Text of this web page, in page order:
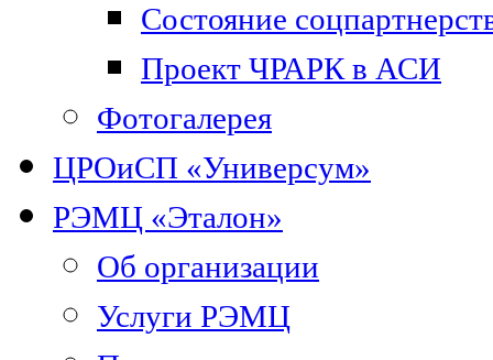
Состояние
Проект ЧРАРК в АСИ
Фотогалерея
ЦРОиСП «Универсум»
РЭМЦ «Эталон»
Об организации
Услуги РЭМЦ